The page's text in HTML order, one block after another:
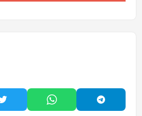
Paylaş
Twitter'da PaylaşWhatsApp'ta Paylaş